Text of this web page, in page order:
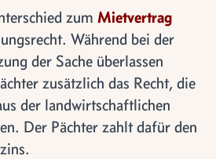
zum Mietvertrag
Während bei der
der Sache überlassen
zusätzlich das Recht, die
der landwirtschaftlichen
Der Pächter zahlt dafür den